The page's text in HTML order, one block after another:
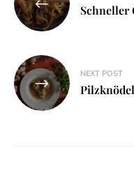
Schneller
NEXT POST